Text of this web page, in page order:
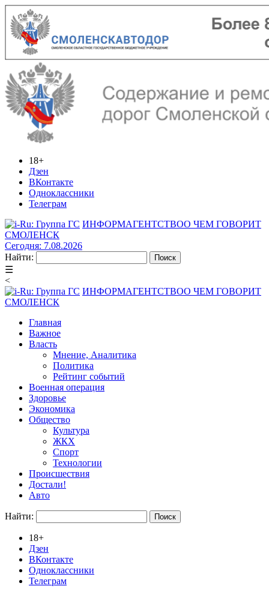
18+
Дзен
ВКонтакте
Одноклассники
Телеграм
ИНФОРМАГЕНТСТВОО ЧЕМ ГОВОРИТ
СМОЛЕНСК
Сегодня: 7.08.2026
Найти:
☰
<
ИНФОРМАГЕНТСТВОО ЧЕМ ГОВОРИТ
СМОЛЕНСК
Главная
Важное
Власть
Мнение, Аналитика
Политика
Рейтинг событий
Военная операция
Здоровье
Экономика
Общество
Культура
ЖКХ
Спорт
Технологии
Происшествия
Достали!
Авто
Найти:
18+
Дзен
ВКонтакте
Одноклассники
Телеграм